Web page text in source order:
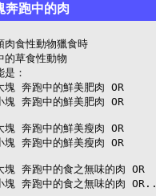
奔跑中的肉
肉食性動物獵食時
的草食性動物
是：
塊 奔跑中的鮮美肥肉 OR
塊 奔跑中的鮮美肥肉 OR
塊 奔跑中的鮮美瘦肉 OR
塊 奔跑中的鮮美瘦肉 OR
塊 奔跑中的食之無味的肉 OR
塊 奔跑中的食之無味的肉